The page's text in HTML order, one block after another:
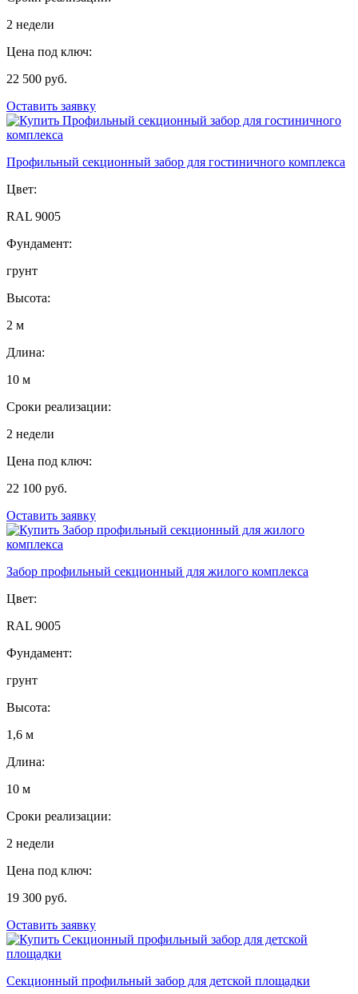
2 недели
Цена под ключ:
22 500 руб.
Оставить заявку
Профильный секционный забор для гостиничного комплекса
Цвет:
RAL 9005
Фундамент:
грунт
Высота:
2 м
Длина:
10 м
Сроки реализации:
2 недели
Цена под ключ:
22 100 руб.
Оставить заявку
Забор профильный секционный для жилого комплекса
Цвет:
RAL 9005
Фундамент:
грунт
Высота:
1,6 м
Длина:
10 м
Сроки реализации:
2 недели
Цена под ключ:
19 300 руб.
Оставить заявку
Секционный профильный забор для детской площадки